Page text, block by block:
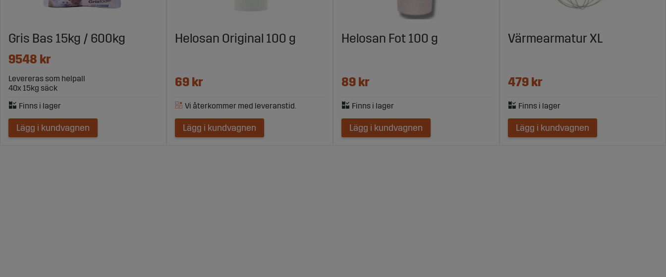
Gris Bas 15kg / 600kg
9548 kr
Levereras som helpall
40x 15kg säck
Lägg i kundvagnen
Helosan Original 100 g
69 kr
Lägg i kundvagnen
Helosan Fot 100 g
89 kr
Lägg i kundvagnen
Värmearmatur XL
479 kr
Lägg i kundvagnen